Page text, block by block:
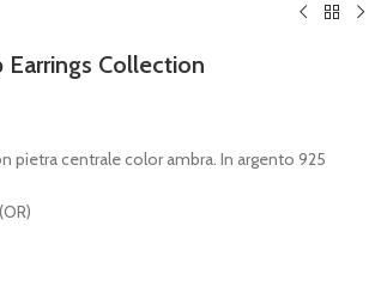
Collection
pietra centrale color ambra. In argento 925